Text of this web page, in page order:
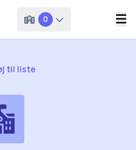
0
til liste